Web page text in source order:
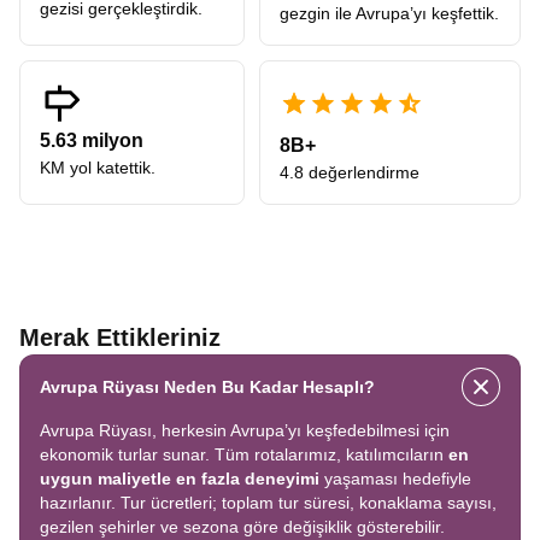
gezisi gerçekleştirdik. gezgin ile Avrupa’yı keşfettik.
5.63 milyon
KM yol katettik.
8B+
4.8 değerlendirme
Merak Ettikleriniz
Avrupa Rüyası Neden Bu Kadar Hesaplı?
Avrupa Rüyası, herkesin Avrupa’yı keşfedebilmesi için
ekonomik turlar sunar. Tüm rotalarımız, katılımcıların en
uygun maliyetle en fazla deneyimi yaşaması hedefiyle
hazırlanır. Tur ücretleri; toplam tur süresi, konaklama sayısı,
gezilen şehirler ve sezona göre değişiklik gösterebilir.